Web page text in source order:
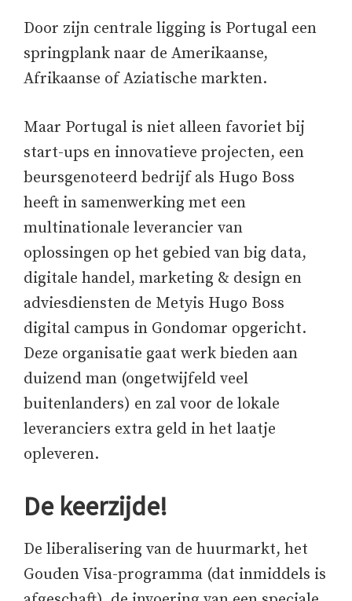
Door zijn centrale ligging is Portugal een
springplank naar de Amerikaanse,
Afrikaanse of Aziatische markten.
Maar Portugal is niet alleen favoriet bij
start-ups en innovatieve projecten, een
beursgenoteerd bedrijf als Hugo Boss
heeft in samenwerking met een
multinationale leverancier van
oplossingen op het gebied van big data,
digitale handel, marketing & design en
adviesdiensten de Metyis Hugo Boss
digital campus in Gondomar opgericht.
Deze organisatie gaat werk bieden aan
duizend man (ongetwijfeld veel
buitenlanders) en zal voor de lokale
leveranciers extra geld in het laatje
opleveren.
De keerzijde!
De liberalisering van de huurmarkt, het
Gouden Visa-programma (dat inmiddels is